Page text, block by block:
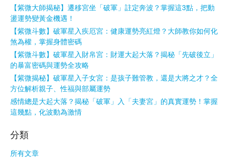
【紫微大師揭秘】遷移宮坐「破軍」註定奔波？掌握這3點，把動
盪運勢變黃金機遇！
【紫微斗數】破軍星入疾厄宮：健康運勢亮紅燈？大師教你如何化
煞為權，掌握身體密碼
【紫微斗數】破軍星入財帛宮：財運大起大落？揭秘「先破後立」
的暴富密碼與運勢全攻略
【紫微揭秘】破軍星入子女宮：是孩子難管教，還是大將之才？全
方位解析親子、性福與部屬運勢
感情總是大起大落？揭秘「破軍」入「夫妻宮」的真實運勢！掌握
這幾點，化波動為激情
分類
所有文章